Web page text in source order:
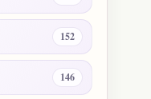
152
146